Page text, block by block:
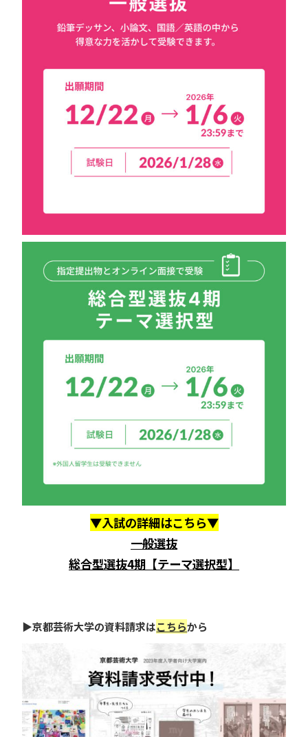
▼入試の詳細はこちら▼
一般選抜
総合型選抜4期【テーマ選択型】
▶京都芸術大学の資料請求はこちらから